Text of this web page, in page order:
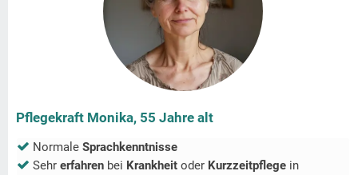
Pflegekraft Monika, 55 Jahre alt
Normale Sprachkenntnisse
Sehr erfahren bei Krankheit oder Kurzzeitpflege in